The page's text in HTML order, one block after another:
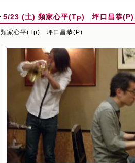
5/23 (土) 類家心平(Tp) 坪口昌恭(P)
類家心平(Tp) 坪口昌恭(P)